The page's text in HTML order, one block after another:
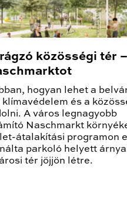
közösségi tér
hogyan lehet a
és a
A város legnagyobb
Naschmarkt
átalakítási programon
parkoló helyett
tér jöjjön létre.